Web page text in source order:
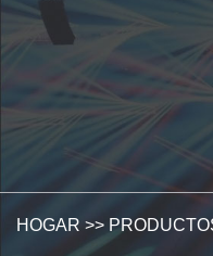
HOGAR >>